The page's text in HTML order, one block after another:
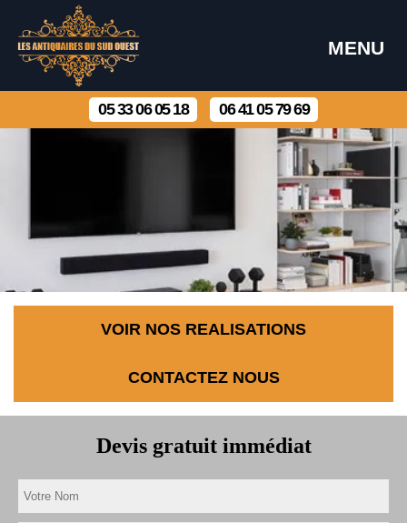
MENU
05 33 06 05 18 06 41 05 79 69
VOIR NOS REALISATIONS
CONTACTEZ NOUS
Devis gratuit immédiat